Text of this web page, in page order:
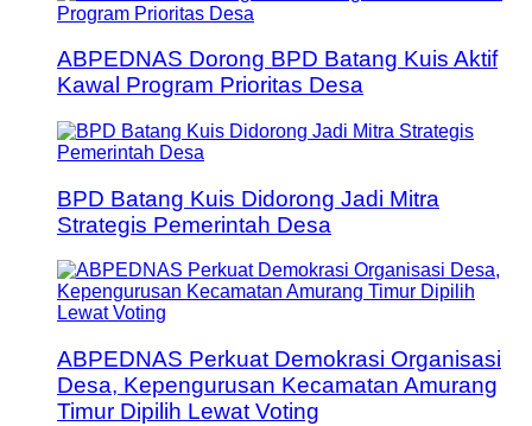
ABPEDNAS Dorong BPD Batang Kuis Aktif
Kawal Program Prioritas Desa
BPD Batang Kuis Didorong Jadi Mitra
Strategis Pemerintah Desa
ABPEDNAS Perkuat Demokrasi Organisasi
Desa, Kepengurusan Kecamatan Amurang
Timur Dipilih Lewat Voting